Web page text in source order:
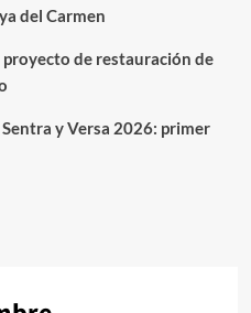
del Carmen
proyecto de restauración de
y Versa 2026: primer